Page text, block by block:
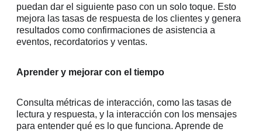
puedan dar el siguiente paso con un solo toque. Esto
mejora las tasas de respuesta de los clientes y genera
resultados como confirmaciones de asistencia a
eventos, recordatorios y ventas.
Aprender y mejorar con el tiempo
Consulta métricas de interacción, como las tasas de
lectura y respuesta, y la interacción con los mensajes
para entender qué es lo que funciona. Aprende de